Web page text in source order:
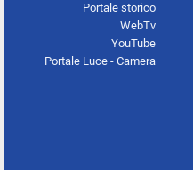
Portale storico
WebTv
YouTube
Portale Luce - Camera